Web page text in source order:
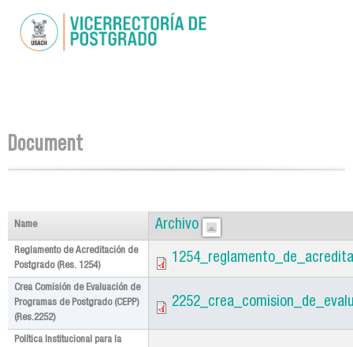
main
You are here
Document
Name Archivo
Reglamento de Acreditación de
Postgrado (Res. 1254)
Crea Comisión de Evaluación de
Programas de Postgrado (CEPP)
(Res.2252)
Política Institucional para la